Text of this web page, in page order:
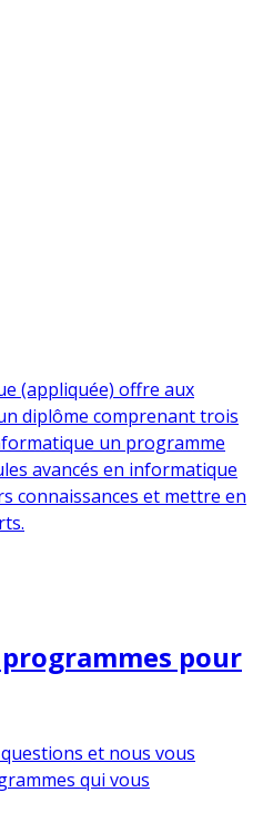
(appliquée) offre aux
diplôme comprenant trois
un programme
avancés en informatique
connaissances et mettre en
pour
et nous vous
qui vous